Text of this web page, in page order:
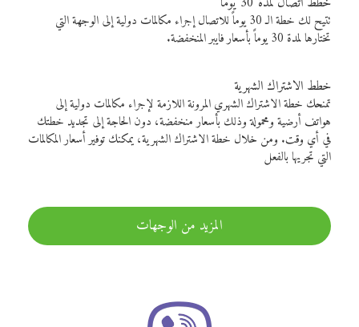
تتيح لك خطة الـ 30 يوماً للاتصال إجراء مكالمات دولية إلى الوجهة التي
تختارها لمدة 30 يوماً بأسعار فايبر المنخفضة.
خطط الاشتراك الشهرية
تمنحك خطة الاشتراك الشهري المرونة اللازمة لإجراء مكالمات دولية إلى
هواتف أرضية ومحمولة وذلك بأسعار منخفضة، دون الحاجة إلى تجديد خطتك
في أي وقت. ومن خلال خطة الاشتراك الشهرية، يمكنك توفير أسعار المكالمات
التي تجريها بالفعل
المزيد من الوجهات